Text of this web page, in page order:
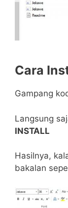
Cara
Gampang
Langsung
INSTALL
Hasilnya,
bakalan